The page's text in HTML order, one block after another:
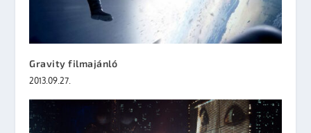
Gravity filmajánló
2013.09.27.